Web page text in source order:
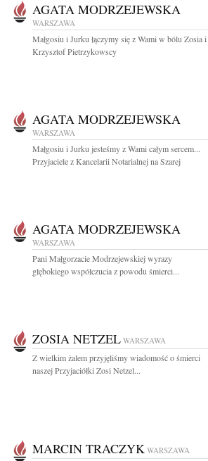
AGATA MODRZEJEWSKA
WARSZAWA
Małgosiu i Jurku łączymy się z Wami w bólu Zosia i
Krzysztof Pietrzykowscy
AGATA MODRZEJEWSKA
WARSZAWA
Małgosiu i Jurku jesteśmy z Wami całym sercem...
Przyjaciele z Kancelarii Notarialnej na Szarej
AGATA MODRZEJEWSKA
WARSZAWA
Pani Małgorzacie Modrzejewskiej wyrazy
głębokiego współczucia z powodu śmierci...
ZOSIA NETZEL WARSZAWA
Z wielkim żalem przyjęliśmy wiadomość o śmierci
naszej Przyjaciółki Zosi Netzel...
MARCIN TRACZYK WARSZAWA